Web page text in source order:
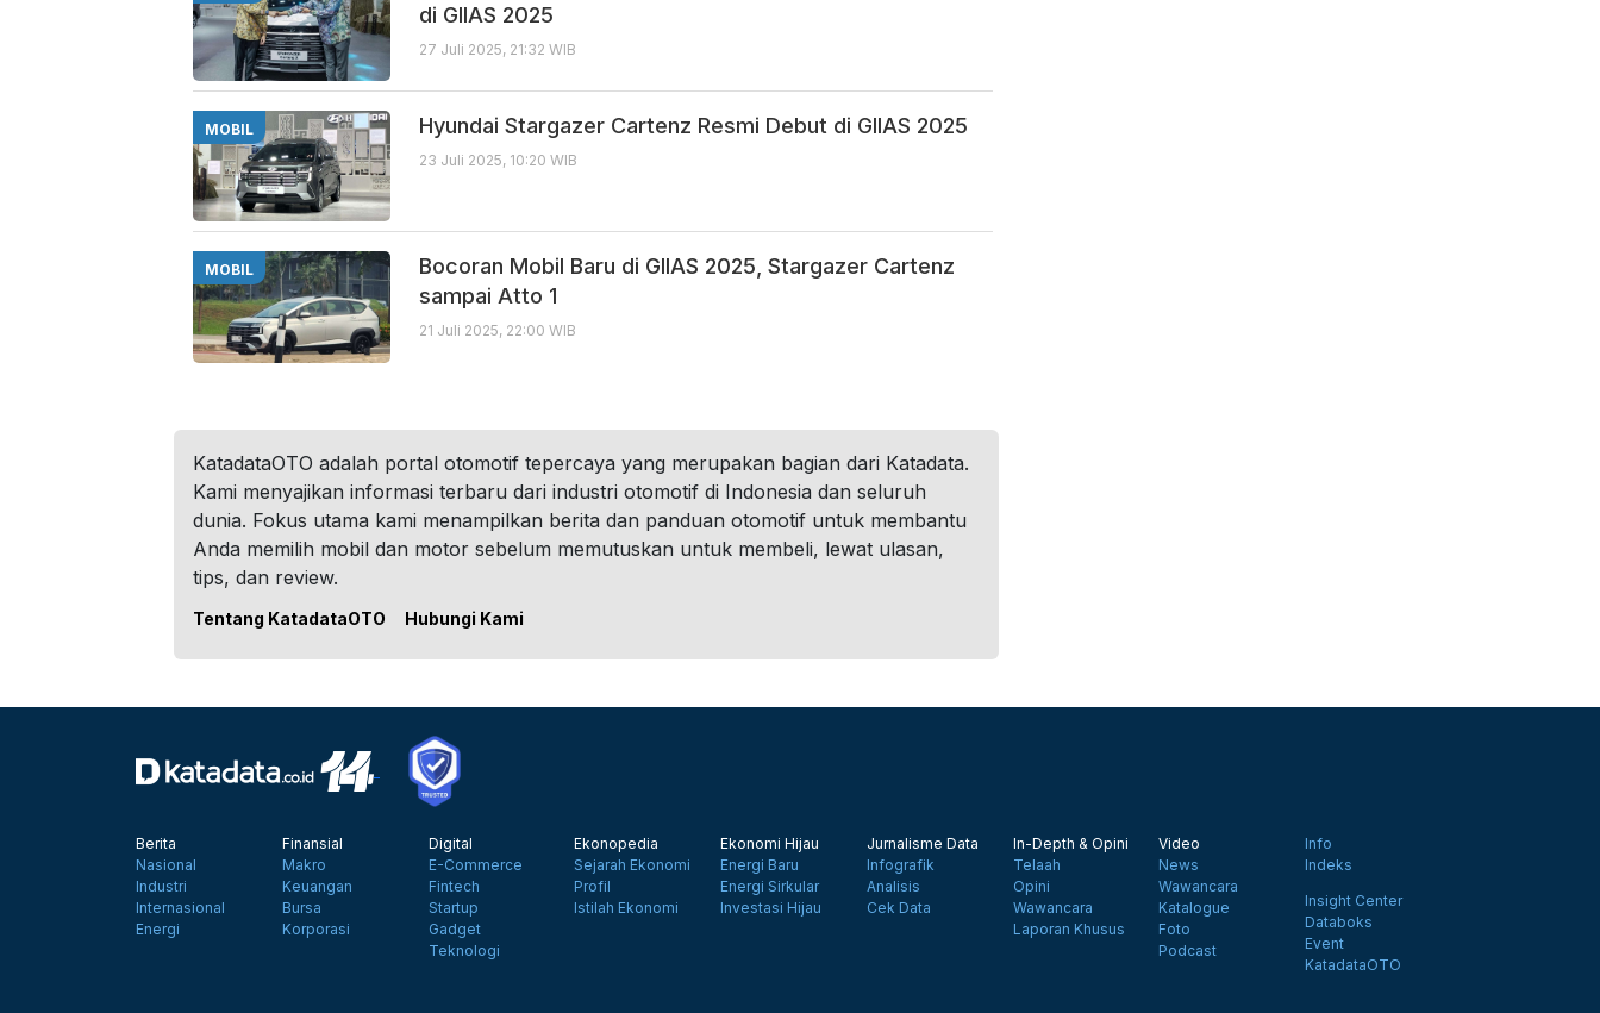
di GIIAS 2025
27 Juli 2025, 21:32 WIB
MOBIL Hyundai Stargazer Cartenz Resmi Debut di GIIAS 2025
23 Juli 2025, 10:20 WIB
MOBIL
Bocoran Mobil Baru di GIIAS 2025, Stargazer Cartenz
sampai Atto 1
21 Juli 2025, 22:00 WIB
KatadataOTO adalah portal otomotif tepercaya yang merupakan bagian dari Katadata.
Kami menyajikan informasi terbaru dari industri otomotif di Indonesia dan seluruh
dunia. Fokus utama kami menampilkan berita dan panduan otomotif untuk membantu
Anda memilih mobil dan motor sebelum memutuskan untuk membeli, lewat ulasan,
tips, dan review.
Tentang KatadataOTO Hubungi Kami
Berita
Nasional
Industri
Internasional
Energi
Finansial
Makro
Keuangan
Bursa
Korporasi
Digital
E-Commerce
Fintech
Startup
Gadget
Teknologi
Ekonopedia
Sejarah Ekonomi
Profil
Istilah Ekonomi
Ekonomi Hijau
Energi Baru
Energi Sirkular
Investasi Hijau
Jurnalisme Data
Infografik
Analisis
Cek Data
In-Depth & Opini
Telaah
Opini
Wawancara
Laporan Khusus
Video
News
Wawancara
Katalogue
Foto
Podcast
Info
Indeks
Insight Center
Databoks
Event
KatadataOTO